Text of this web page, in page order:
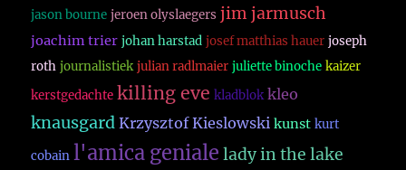
jason bourne jeroen olyslaegers jim jarmusch
joachim trier johan harstad josef matthias hauer joseph
roth journalistiek julian radlmaier juliette binoche kaizer
kerstgedachte killing eve kladblok kleo
knausgard Krzysztof Kieslowski kunst kurt
cobain l'amica geniale lady in the lake